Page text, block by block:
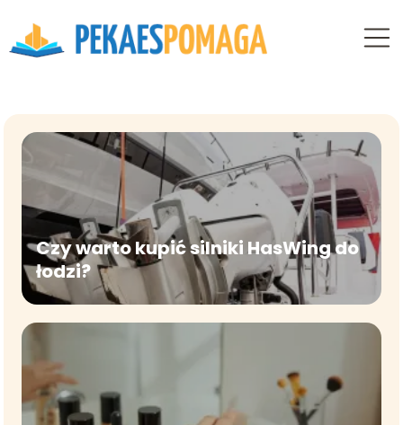
Czy warto kupić silniki HasWing do
łodzi?